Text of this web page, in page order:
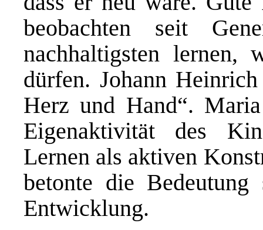
beobachten seit
nachhaltigsten lernen,
dürfen. Johann
Herz und Hand“.
Eigenaktivität des
Lernen als aktiven
betonte die
Entwicklung.